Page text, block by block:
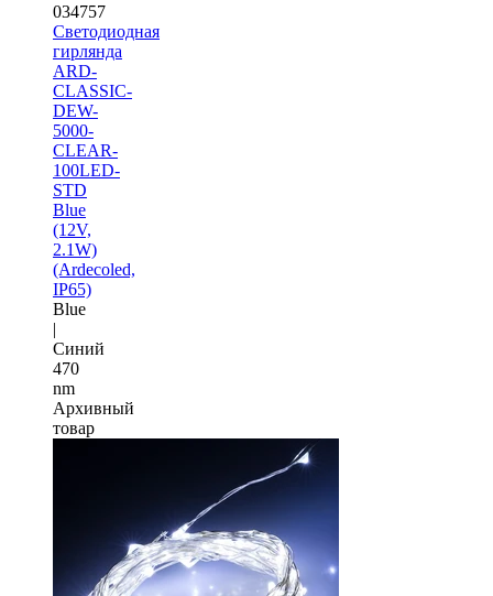
034757
Светодиодная
гирлянда
ARD-
CLASSIC-
DEW-
5000-
CLEAR-
100LED-
STD
Blue
(12V,
2.1W)
(Ardecoled,
IP65)
Blue
|
Синий
470
nm
Архивный
товар